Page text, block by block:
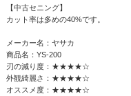
【中古セニング】
カット率は多めの40%です。
メーカー名：ヤサカ
商品名：YS-200
刃の減り度：★★★★☆
外観綺麗さ：★★★★☆
オススメ度：★★★★☆